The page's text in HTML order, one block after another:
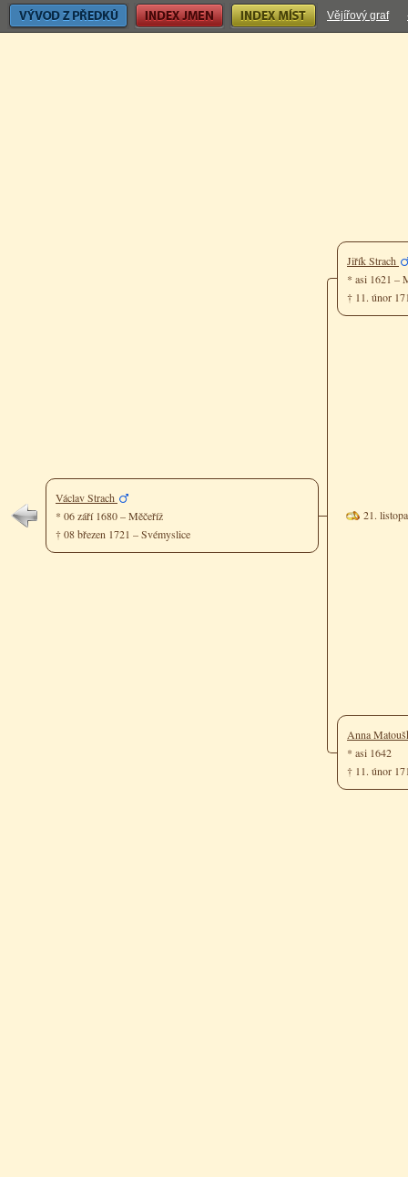
Vývod z předků Index jmen Index míst Vějířový graf
Václav Strach
* 06 září 1680 – Měčeříž
† 08 březen 1721 – Svémyslice
Jiřík Strach
* asi 1621 –
† 11. únor
21.
Anna
* asi 1642
† 11. únor